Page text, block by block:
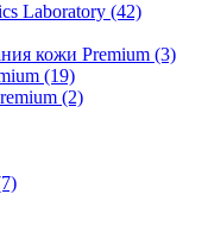
Laboratory (42)
кожи Premium (3)
(19)
(2)